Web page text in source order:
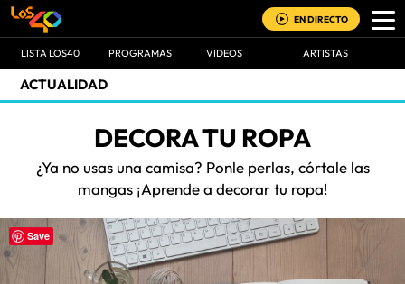
EN DIRECTO
LISTA LOS40 PROGRAMAS VIDEOS ARTISTAS
ACTUALIDAD
DECORA TU ROPA
¿Ya no usas una camisa? Ponle perlas, córtale las
mangas ¡Aprende a decorar tu ropa!
Save